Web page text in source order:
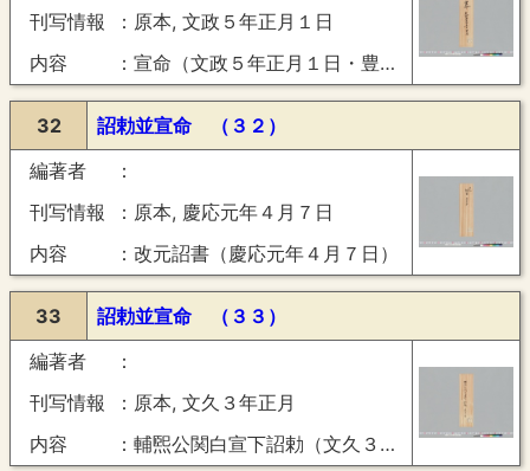
刊写情報
原本, 文政５年正月１日
内容
宣命（文政５年正月１日・豊楽）
32
詔勅並宣命 （３２）
編著者
刊写情報
原本, 慶応元年４月７日
内容
改元詔書（慶応元年４月７日）
33
詔勅並宣命 （３３）
編著者
刊写情報
原本, 文久３年正月
内容
輔煕公関白宣下詔勅（文久３年正月）